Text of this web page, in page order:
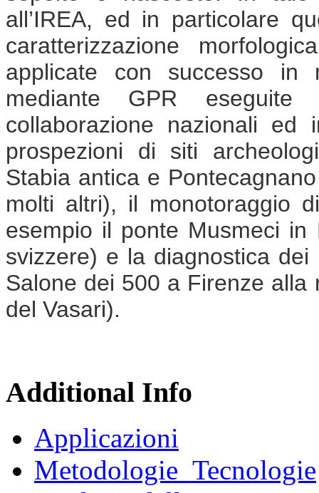
all’IREA, ed in particolare
caratterizzazione
applicate con successo in
mediante GPR
collaborazione nazionali ed
prospezioni di siti
Stabia antica e
molti altri), il monotoraggio
esempio il ponte Musmeci
svizzere) e la diagnostica
Salone dei 500 a Firenze
del Vasari).
Additional Info
Applicazioni
Metodologie_Tecnologie